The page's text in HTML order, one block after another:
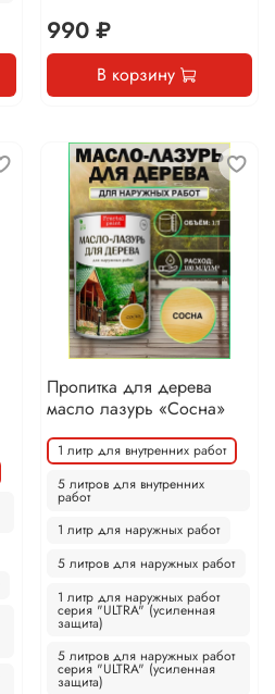
990 ₽
В корзину
Пропитка для дерева
масло лазурь «Сосна»
1 литр для внутренних работ
5 литров для внутренних
работ
1 литр для наружных работ
5 литров для наружных работ
1 литр для наружных работ
серия "ULTRA" (усиленная
защита)
5 литров для наружных работ
серия "ULTRA" (усиленная
защита)